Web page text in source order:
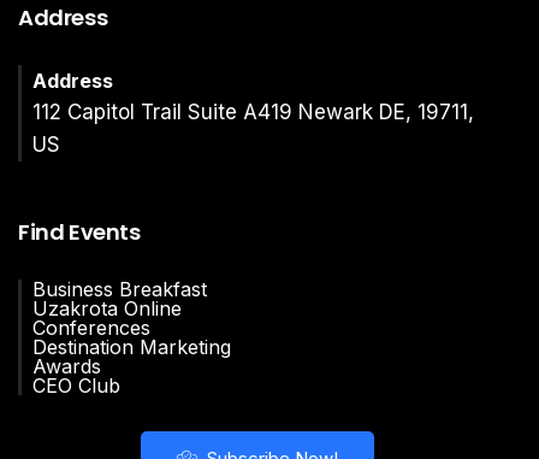
Address
Address
112 Capitol Trail Suite A419 Newark DE, 19711,
US
Find Events
Business Breakfast
Uzakrota Online
Conferences
Destination Marketing
Awards
CEO Club